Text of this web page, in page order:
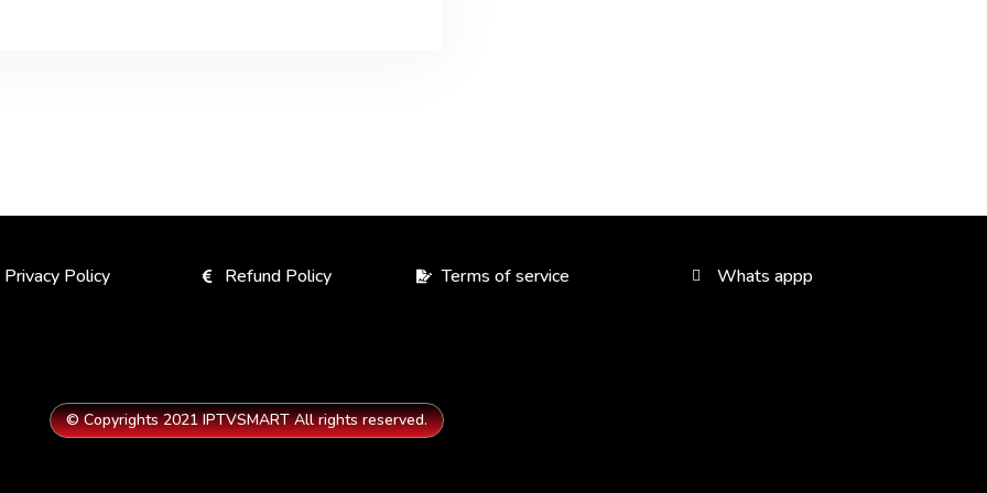
Privacy Policy Refund Policy Terms of service Whats appp
© Copyrights 2021 IPTVSMART All rights reserved.